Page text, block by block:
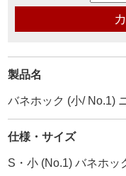
製品名
バネホック (小/ No.1)
仕様・サイズ
S・小 (No.1) バネホッ